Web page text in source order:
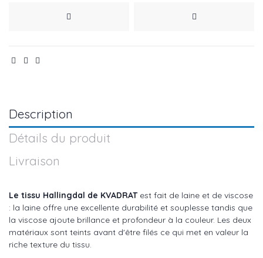
Description
Détails du produit
Livraison
Le tissu Hallingdal de KVADRATest fait de laine et de viscose
: la laine offre une excellente durabilité et souplesse tandis que
la viscose ajoute brillance et profondeur à la couleur. Les deux
matériaux sont teints avant d'être filés ce qui met en valeur la
riche texture du tissu.